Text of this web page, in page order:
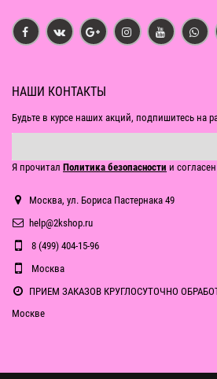
НАШИ КОНТАКТЫ
Будьте в курсе наших акций, подпишитесь на
Я прочитал Политика безопасности и
Москва, ул. Бориса Пастернака 49
help@2kshop.ru
8 (499) 404-15-96
Москва
ПРИЕМ ЗАКАЗОВ КРУГЛОСУТОЧНО
Москве